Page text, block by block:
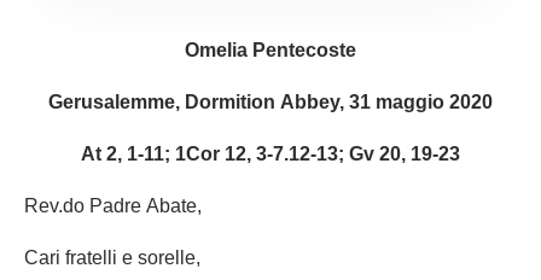
Omelia Pentecoste
Gerusalemme, Dormition Abbey, 31 maggio 2020
At 2, 1-11; 1Cor 12, 3-7.12-13; Gv 20, 19-23
Rev.do Padre Abate,
Cari fratelli e sorelle,